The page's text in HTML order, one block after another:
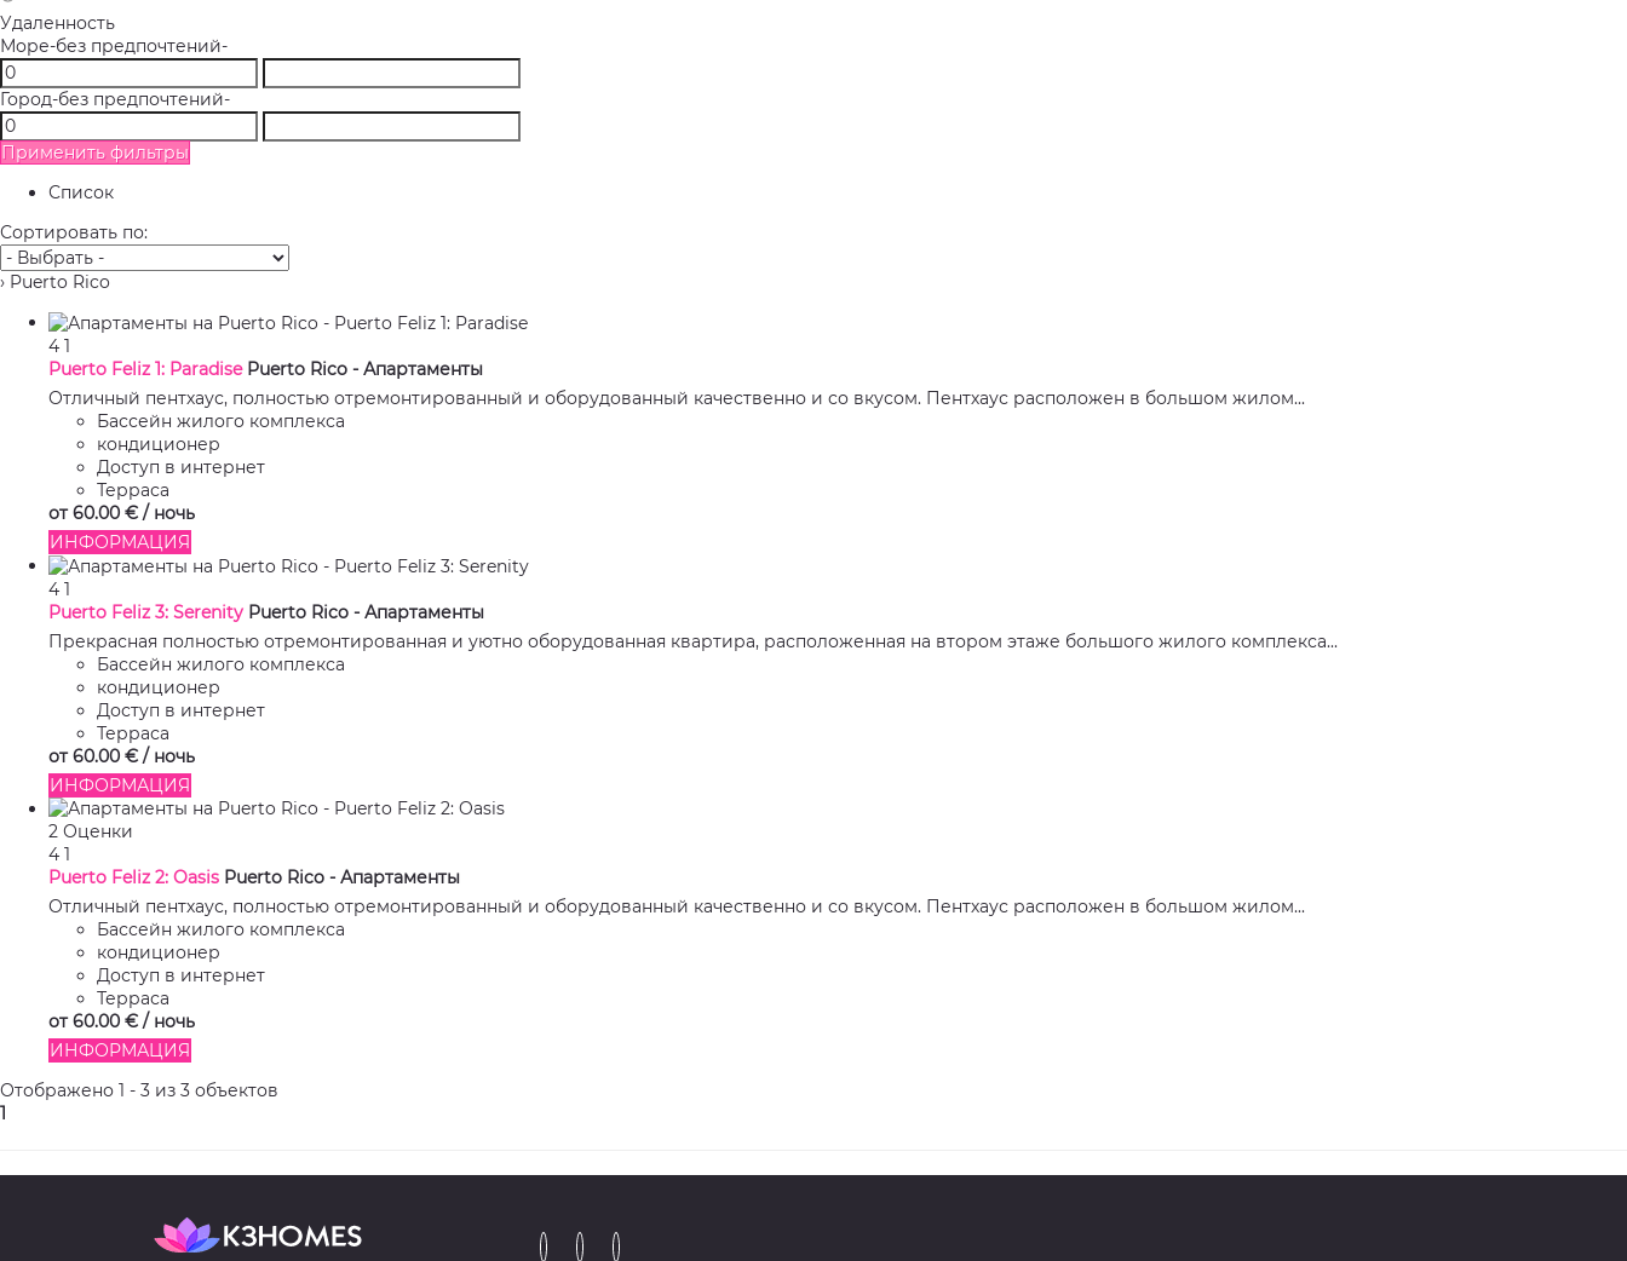
Удаленность
Море-без предпочтений-
Город-без предпочтений-
Применить фильтры
Список
Сортировать по:
› Puerto Rico
4 1
Puerto Feliz 1: Paradise Puerto Rico - Апартаменты
Отличный пентхаус, полностью отремонтированный и оборудованный качественно и со вкусом. Пентхаус расположен в большом жилом...
Бассейн жилого комплекса
кондиционер
Доступ в интернет
Терраса
от 60.00 € / ночь
ИНФОРМАЦИЯ
4 1
Puerto Feliz 3: Serenity Puerto Rico - Апартаменты
Прекрасная полностью отремонтированная и уютно оборудованная квартира, расположенная на втором этаже большого жилого комплекса...
Бассейн жилого комплекса
кондиционер
Доступ в интернет
Терраса
от 60.00 € / ночь
ИНФОРМАЦИЯ
2 Оценки
4 1
Puerto Feliz 2: Oasis Puerto Rico - Апартаменты
Отличный пентхаус, полностью отремонтированный и оборудованный качественно и со вкусом. Пентхаус расположен в большом жилом...
Бассейн жилого комплекса
кондиционер
Доступ в интернет
Терраса
от 60.00 € / ночь
ИНФОРМАЦИЯ
Отображено 1 - 3 из 3 объектов
1